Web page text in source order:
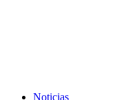
Noticias